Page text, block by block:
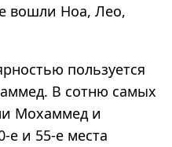
вошли Ноа, Лео,
пользуется
В сотню самых
Мохаммед и
и 55-е места